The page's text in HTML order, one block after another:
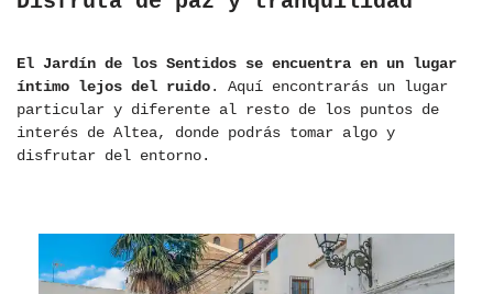
El Jardín de los Sentidos se encuentra en un lugar
íntimo lejos del ruido. Aquí encontrarás un lugar
particular y diferente al resto de los puntos de
interés de Altea, donde podrás tomar algo y
disfrutar del entorno.